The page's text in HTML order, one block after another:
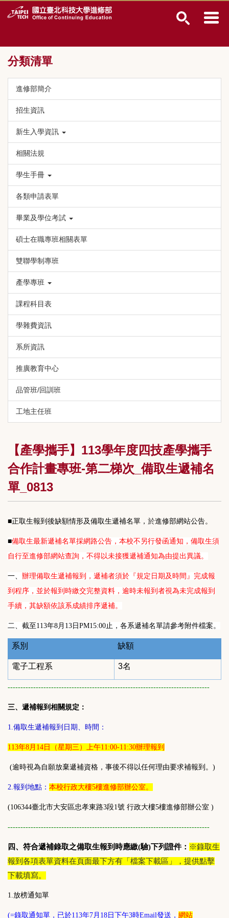
到
容
分類清單
進修部簡介
招生資訊
新生入學資訊
相關法規
學生手冊
各類申請表單
畢業及學位考試
碩士在職專班相關表單
雙聯學制專班
產學專班
課程科目表
學雜費資訊
系所資訊
推廣教育中心
品管班/回訓班
工地主任班
【產學攜手】113學年度四技產學攜手
合作計畫專班-第二梯次_備取生遞補名
單_0813
■正取生報到後缺額情形及備取生遞補名單， 於進修部網站公告。
■備取生最新遞補名單採網路公告，本校不另行發函通知，備取生須
自行至進修部網站查詢，不得以未接獲遞補通知為由提出異議。
一、 辦理備取生遞補報到，遞補者須於『規定日期及時間』完成報
到程序，並於報到時繳交完整資料，逾時未報到者視為未完成報到
手續，其缺額依該系成績排序遞補。
二、截至113年8月13日PM15:00止，各系遞補名單請參考附件檔案。
系別 缺額
電子工程系 3名
-------------------------------------------------------------------------------
三、遞補報到相關規定：
1.備取生遞補報到日期、時間：
113年8月14日（星期三）上午11:00-11:30辦理報到
(逾時視為自願放棄遞補資格，事後不得以任何理由要求補報到。)
2.報到地點： 本校行政大樓5樓進修部辦公室。
(106344臺北市大安區忠孝東路3段1號 行政大樓5樓進修部辦公室 )
-------------------------------------------------------------------------------
四、符合遞補錄取之備取生報到時應繳(驗)下列證件： ※錄取生
報到各項表單資料在頁面最下方有「檔案下載區」，提供點擊
下載填寫。
1.放榜通知單
(=錄取通知單，已於113年7月18日下午3時Email發送， 網站